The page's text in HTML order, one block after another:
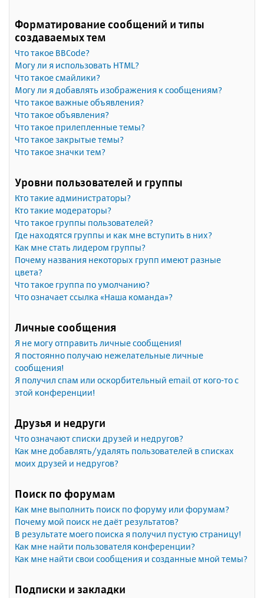
Форматирование сообщений и типы
создаваемых тем
Что такое BBCode?
Могу ли я использовать HTML?
Что такое смайлики?
Могу ли я добавлять изображения к сообщениям?
Что такое важные объявления?
Что такое объявления?
Что такое прилепленные темы?
Что такое закрытые темы?
Что такое значки тем?
Уровни пользователей и группы
Кто такие администраторы?
Кто такие модераторы?
Что такое группы пользователей?
Где находятся группы и как мне вступить в них?
Как мне стать лидером группы?
Почему названия некоторых групп имеют разные
цвета?
Что такое группа по умолчанию?
Что означает ссылка «Наша команда»?
Личные сообщения
Я не могу отправить личные сообщения!
Я постоянно получаю нежелательные личные
сообщения!
Я получил спам или оскорбительный email от кого-то с
этой конференции!
Друзья и недруги
Что означают списки друзей и недругов?
Как мне добавлять/удалять пользователей в списках
моих друзей и недругов?
Поиск по форумам
Как мне выполнить поиск по форуму или форумам?
Почему мой поиск не даёт результатов?
В результате моего поиска я получил пустую страницу!
Как мне найти пользователя конференции?
Как мне найти свои сообщения и созданные мной темы?
Подписки и закладки